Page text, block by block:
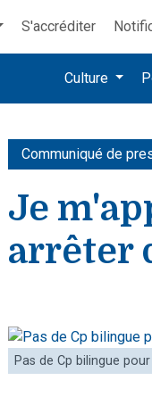
S'accréditer
Culture
Communiqué de
Je
arrêter
Pas de Cp bilingue